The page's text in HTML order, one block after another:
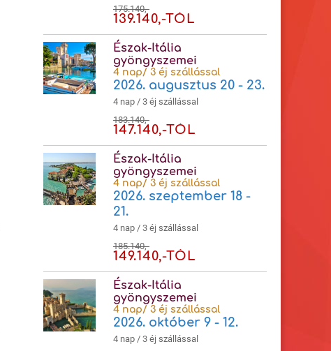
175.140,-
139.140,-TÓL
Észak-Itália
gyöngyszemei
4 nap/ 3 éj szállással
2026. augusztus 20 - 23.
4 nap / 3 éj szállással
183.140,-
147.140,-TÓL
Észak-Itália
gyöngyszemei
4 nap/ 3 éj szállással
2026. szeptember 18 -
21.
4 nap / 3 éj szállással
185.140,-
149.140,-TÓL
Észak-Itália
gyöngyszemei
4 nap/ 3 éj szállással
2026. október 9 - 12.
4 nap / 3 éj szállással